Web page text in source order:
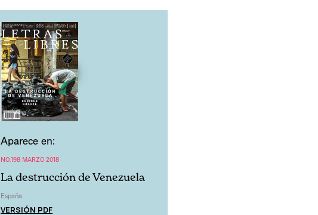
Aparece en:
NO.198 MARZO 2018
La destrucción de Venezuela
España
VERSIÓN PDF